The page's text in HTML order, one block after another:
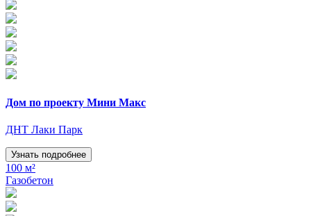
Дом по проекту Мини Макс
ДНТ Лаки Парк
Узнать подробнее
100 м²
Газобетон